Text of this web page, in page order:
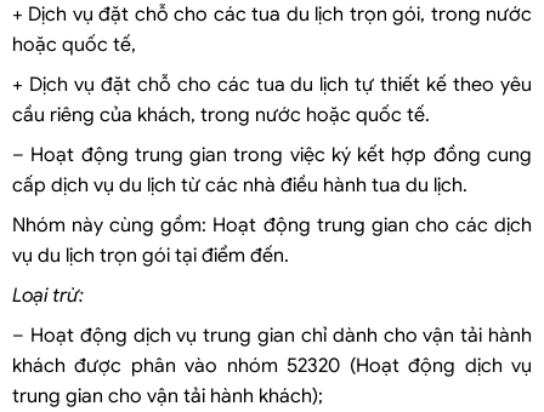
+ Dịch vụ đặt chỗ cho các tua du lịch trọn gói, trong nước
hoặc quốc tế,
+ Dịch vụ đặt chỗ cho các tua du lịch tự thiết kế theo yêu
cầu riêng của khách, trong nước hoặc quốc tế.
– Hoạt động trung gian trong việc ký kết hợp đồng cung
cấp dịch vụ du lịch từ các nhà điều hành tua du lịch.
Nhóm này cùng gồm: Hoạt động trung gian cho các dịch
vụ du lịch trọn gói tại điểm đến.
Loại trừ:
– Hoạt động dịch vụ trung gian chỉ dành cho vận tải hành
khách được phân vào nhóm 52320 (Hoạt động dịch vụ
trung gian cho vận tải hành khách);